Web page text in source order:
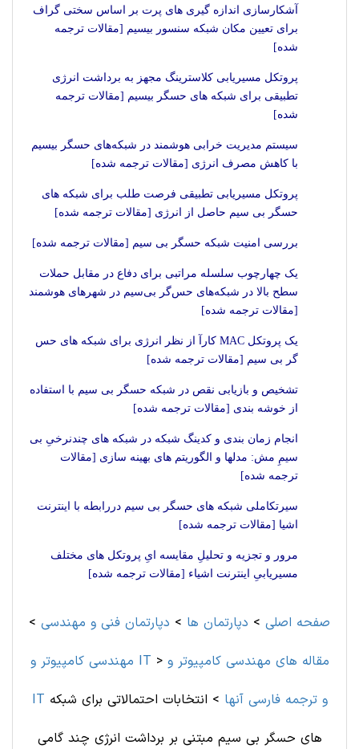
آشکارسازی اندازه گیری های پرت بر اساس سختی گراف
برای تعیین مکان شبکه سنسور بیسیم [مقالات ترجمه
شده]
پروتکل مسیریابی کلاسترینگ مجهز به برداشت انرژی
تطبیقی برای شبکه های حسگر بیسیم [مقالات ترجمه
شده]
سیستم مدیریت خرابی هوشمند در شبکه‌های حسگر بیسیم
با کاهش مصرف انرژی [مقالات ترجمه شده]
پروتکل مسیریابی تطبیقی فرصت طلب برای شبکه های
حسگر بی سیم حاصل از انرژی [مقالات ترجمه شده]
بررسی امنیت شبکه حسگر بی سیم [مقالات ترجمه شده]
یک چهارچوب سلسله مراتبی برای دفاع در مقابل حملات
سطح بالا در شبکه‌های حس‌گر بی‌سیم در شهرهای هوشمند
[مقالات ترجمه شده]
یک پروتکل MAC کارآ از نظر انرژی برای شبکه های حس
گر بی سیم [مقالات ترجمه شده]
تشخیص و بازیابی نقص در شبکه حسگر بی سیم با استفاده
از خوشه بندی [مقالات ترجمه شده]
انجام زمان بندی و کدینگ شبکه در شبکه های چندنرخیِ بی
سیمِ مش: مدلها و الگوریتم های بهینه سازی [مقالات
ترجمه شده]
سیرتکاملی شبکه های حسگر بی سیم دررابطه با اینترنت
اشیا [مقالات ترجمه شده]
مرور و تجزیه و تحلیلِ مقایسه ایِ پروتکل های مختلف
مسیریابیِ اینترنت اشیاء [مقالات ترجمه شده]
صفحه اصلی > دپارتمان ها > دپارتمان فنی و مهندسی >
مهندسی کامپیوتر و IT > مقاله های مهندسی کامپیوتر و
IT و ترجمه فارسی آنها > انتخابات احتمالاتی برای شبکه
های حسگر بی سیم مبتنی بر برداشت انرژی چند گامی